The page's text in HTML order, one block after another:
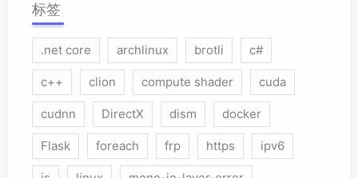
标签
.net core archlinux brotli c#
c++ clion compute shader cuda
cudnn DirectX dism docker
Flask foreach frp https ipv6